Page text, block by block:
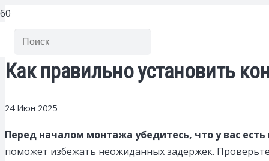
Как правильно установить
24 Июн 2025
Перед началом монтажа убедитесь, что у вас
поможет избежать неожиданных задержек.